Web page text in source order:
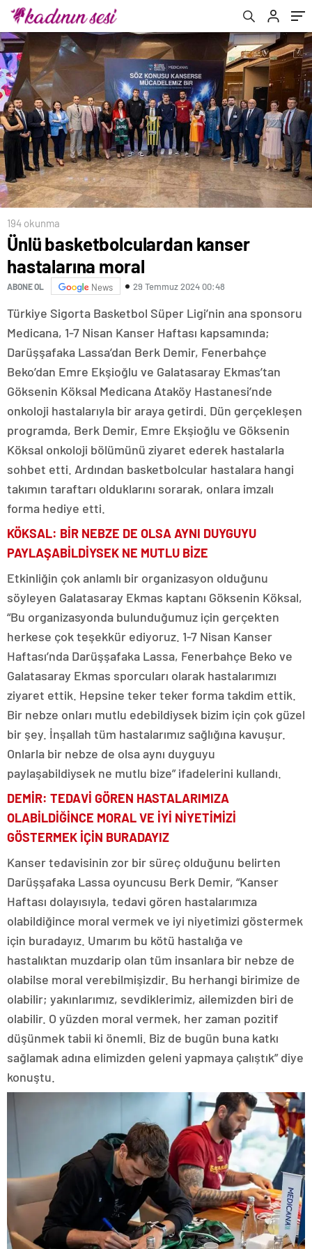
194 okunma
Ünlü basketbolculardan kanser
hastalarına moral
ABONE OL News 29 Temmuz 2024 00:48
Türkiye Sigorta Basketbol Süper Ligi’nin ana sponsoru
Medicana, 1-7 Nisan Kanser Haftası kapsamında;
Darüşşafaka Lassa’dan Berk Demir, Fenerbahçe
Beko’dan Emre Ekşioğlu ve Galatasaray Ekmas’tan
Göksenin Köksal Medicana Ataköy Hastanesi’nde
onkoloji hastalarıyla bir araya getirdi. Dün gerçekleşen
programda, Berk Demir, Emre Ekşioğlu ve Göksenin
Köksal onkoloji bölümünü ziyaret ederek hastalarla
sohbet etti. Ardından basketbolcular hastalara hangi
takımın taraftarı olduklarını sorarak, onlara imzalı
forma hediye etti.
KÖKSAL: BİR NEBZE DE OLSA AYNI DUYGUYU
PAYLAŞABİLDİYSEK NE MUTLU BİZE
Etkinliğin çok anlamlı bir organizasyon olduğunu
söyleyen Galatasaray Ekmas kaptanı Göksenin Köksal,
“Bu organizasyonda bulunduğumuz için gerçekten
herkese çok teşekkür ediyoruz. 1-7 Nisan Kanser
Haftası’nda Darüşşafaka Lassa, Fenerbahçe Beko ve
Galatasaray Ekmas sporcuları olarak hastalarımızı
ziyaret ettik. Hepsine teker teker forma takdim ettik.
Bir nebze onları mutlu edebildiysek bizim için çok güzel
bir şey. İnşallah tüm hastalarımız sağlığına kavuşur.
Onlarla bir nebze de olsa aynı duyguyu
paylaşabildiysek ne mutlu bize” ifadelerini kullandı.
DEMİR: TEDAVİ GÖREN HASTALARIMIZA
OLABİLDİĞİNCE MORAL VE İYİ NİYETİMİZİ
GÖSTERMEK İÇİN BURADAYIZ
Kanser tedavisinin zor bir süreç olduğunu belirten
Darüşşafaka Lassa oyuncusu Berk Demir, “Kanser
Haftası dolayısıyla, tedavi gören hastalarımıza
olabildiğince moral vermek ve iyi niyetimizi göstermek
için buradayız. Umarım bu kötü hastalığa ve
hastalıktan muzdarip olan tüm insanlara bir nebze de
olabilse moral verebilmişizdir. Bu herhangi birimize de
olabilir; yakınlarımız, sevdiklerimiz, ailemizden biri de
olabilir. O yüzden moral vermek, her zaman pozitif
düşünmek tabii ki önemli. Biz de bugün buna katkı
sağlamak adına elimizden geleni yapmaya çalıştık” diye
konuştu.